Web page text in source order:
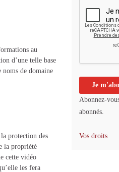
au
d’une telle base
noms de domaine
protection des
la propriété
cette vidéo
les fera
Abonnez-
abonnés.
Vos droits